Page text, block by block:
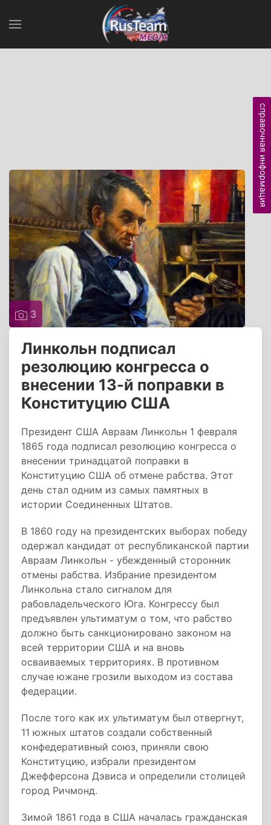
3
Линкольн подписал
резолюцию конгресса о
внесении 13-й поправки в
Конституцию США
Президент США Авраам Линкольн 1 февраля
1865 года подписал резолюцию конгресса о
внесении тринадцатой поправки в
Конституцию США об отмене рабства. Этот
день стал одним из самых памятных в
истории Соединенных Штатов.
В 1860 году на президентских выборах победу
одержал кандидат от республиканской партии
Авраам Линкольн - убежденный сторонник
отмены рабства. Избрание президентом
Линкольна стало сигналом для
рабовладельческого Юга. Конгрессу был
предъявлен ультиматум о том, что рабство
должно быть санкционировано законом на
всей территории США и на вновь
осваиваемых территориях. В противном
случае южане грозили выходом из состава
федерации.
После того как их ультиматум был отвергнут,
11 южных штатов создали собственный
конфедеративный союз, приняли свою
Конституцию, избрали президентом
Джефферсона Дэвиса и определили столицей
город Ричмонд.
Зимой 1861 года в США началась гражданская
справочная информация